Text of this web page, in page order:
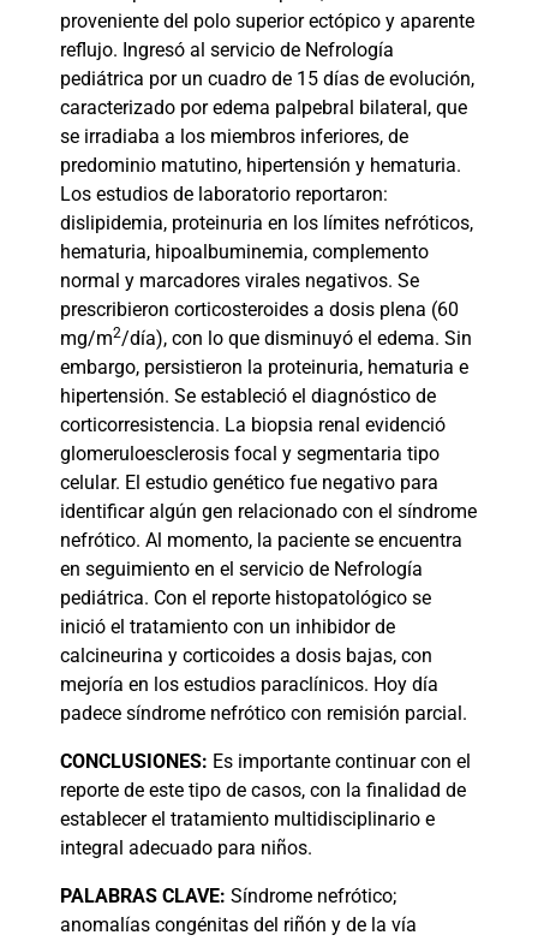
proveniente del polo superior ectópico y aparente
reflujo. Ingresó al servicio de Nefrología
pediátrica por un cuadro de 15 días de evolución,
caracterizado por edema palpebral bilateral, que
se irradiaba a los miembros inferiores, de
predominio matutino, hipertensión y hematuria.
Los estudios de laboratorio reportaron:
dislipidemia, proteinuria en los límites nefróticos,
hematuria, hipoalbuminemia, complemento
normal y marcadores virales negativos. Se
prescribieron corticosteroides a dosis plena (60
mg/m2/día), con lo que disminuyó el edema. Sin
embargo, persistieron la proteinuria, hematuria e
hipertensión. Se estableció el diagnóstico de
corticorresistencia. La biopsia renal evidenció
glomeruloesclerosis focal y segmentaria tipo
celular. El estudio genético fue negativo para
identificar algún gen relacionado con el síndrome
nefrótico. Al momento, la paciente se encuentra
en seguimiento en el servicio de Nefrología
pediátrica. Con el reporte histopatológico se
inició el tratamiento con un inhibidor de
calcineurina y corticoides a dosis bajas, con
mejoría en los estudios paraclínicos. Hoy día
padece síndrome nefrótico con remisión parcial.
CONCLUSIONES: Es importante continuar con el
reporte de este tipo de casos, con la finalidad de
establecer el tratamiento multidisciplinario e
integral adecuado para niños.
PALABRAS CLAVE: Síndrome nefrótico;
anomalías congénitas del riñón y de la vía